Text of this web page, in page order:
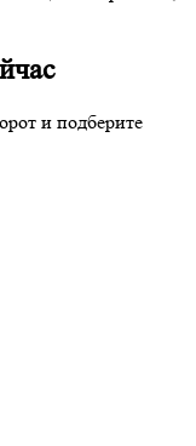
и подберите